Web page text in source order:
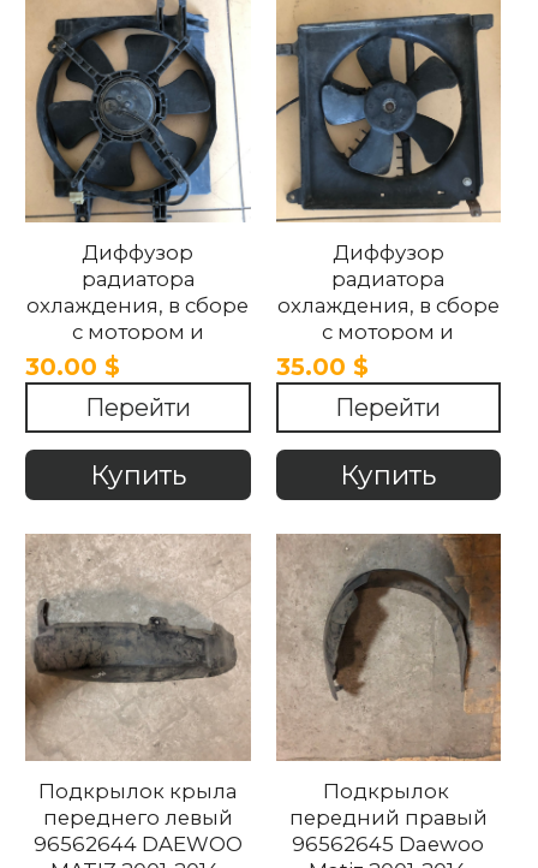
Диффузор
радиатора
охлаждения, в сборе
с мотором и
крыльчаткой
96322939 DAEWOO
MATIZ 2001-2014
30.00 $
Перейти
Купить
Диффузор
радиатора
охлаждения, в сборе
с мотором и
крыльчаткой
96144965 Daewoo
Nexia 2004-2016.
35.00 $
Перейти
Купить
Подкрылок крыла
переднего левый
96562644 DAEWOO
Подкрылок
передний правый
96562645 Daewoo